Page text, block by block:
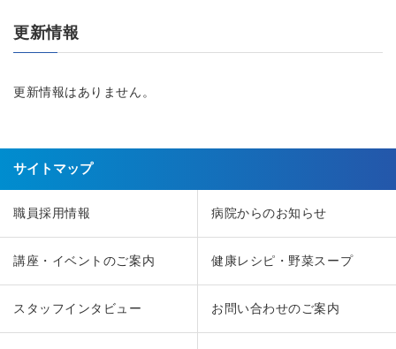
更新情報
更新情報はありません。
サイトマップ
職員採用情報 病院からのお知らせ
講座・イベントのご案内 健康レシピ・野菜スープ
スタッフインタビュー お問い合わせのご案内